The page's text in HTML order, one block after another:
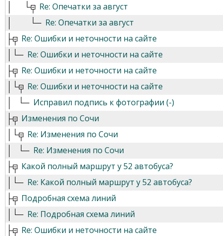
Re: Опечатки за август
Re: Опечатки за август
Re: Ошибки и неточности на сайте
Re: Ошибки и неточности на сайте
Re: Ошибки и неточности на сайте
Re: Ошибки и неточности на сайте
Исправил подпись к фотографии (-)
Изменения по Сочи
Re: Изменения по Сочи
Re: Изменения по Сочи
Какой полный маршрут у 52 автобуса?
Re: Какой полный маршрут у 52 автобуса?
Подробная схема линий
Re: Подробная схема линий
Re: Ошибки и неточности на сайте